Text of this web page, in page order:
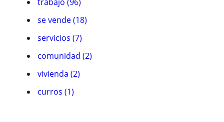
se vende (18)
servicios (7)
comunidad (2)
vivienda (2)
curros (1)